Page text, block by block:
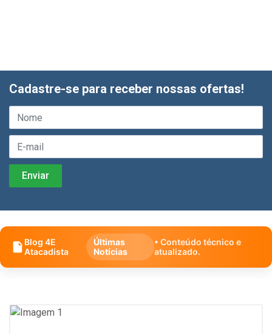
Cadastre-se para receber nossas ofertas!
Blog 4E
Atacadista
Últimas
Notícias
• Conteúdo técnico e
atualizado.